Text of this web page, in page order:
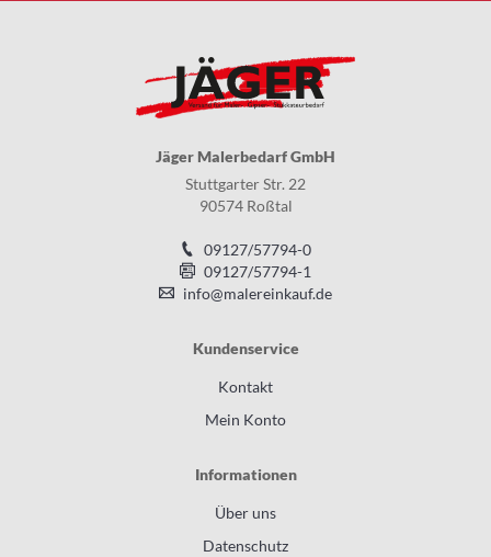
Jäger Malerbedarf GmbH
Stuttgarter Str. 22
90574 Roßtal
09127/57794-0
09127/57794-1
info@malereinkauf.de
Kundenservice
Kontakt
Mein Konto
Informationen
Über uns
Datenschutz